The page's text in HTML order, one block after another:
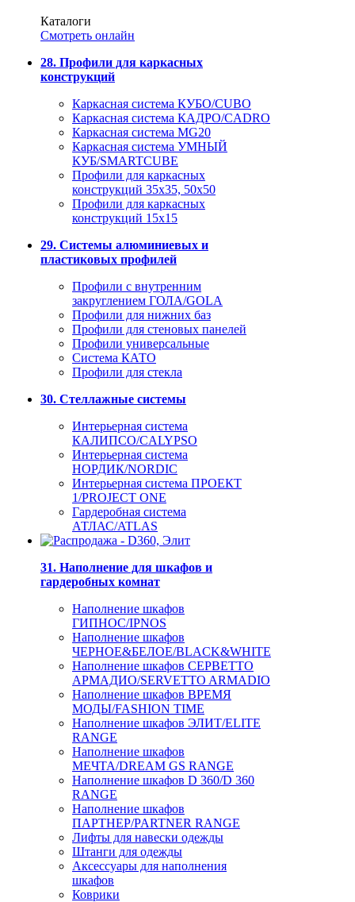
Каталоги
Смотреть онлайн
28. Профили для каркасных
конструкций
Каркасная система КУБО/CUBO
Каркасная система КАДРО/CADRO
Каркасная система MG20
Каркасная система УМНЫЙ
КУБ/SMARTCUBE
Профили для каркасных
конструкций 35x35, 50x50
Профили для каркасных
конструкций 15х15
29. Системы алюминиевых и
пластиковых профилей
Профили с внутренним
закруглением ГОЛА/GOLA
Профили для нижних баз
Профили для стеновых панелей
Профили универсальные
Система КАТО
Профили для стекла
30. Стеллажные системы
Интерьерная система
КАЛИПСО/CALYPSO
Интерьерная система
НОРДИК/NORDIC
Интерьерная система ПРОЕКТ
1/PROJECT ONE
Гардеробная система
АТЛАС/ATLAS
31. Наполнение для шкафов и
гардеробных комнат
Наполнение шкафов
ГИПНОС/IPNOS
Наполнение шкафов
ЧЕРНОЕ&БЕЛОЕ/BLACK&WHITE
Наполнение шкафов СЕРВЕТТО
АРМАДИО/SERVETTO ARMADIO
Наполнение шкафов ВРЕМЯ
МОДЫ/FASHION TIME
Наполнение шкафов ЭЛИТ/ELITE
RANGE
Наполнение шкафов
МЕЧТА/DREAM GS RANGE
Наполнение шкафов D 360/D 360
RANGE
Наполнение шкафов
ПАРТНЕР/PARTNER RANGE
Лифты для навески одежды
Штанги для одежды
Аксессуары для наполнения
шкафов
Коврики